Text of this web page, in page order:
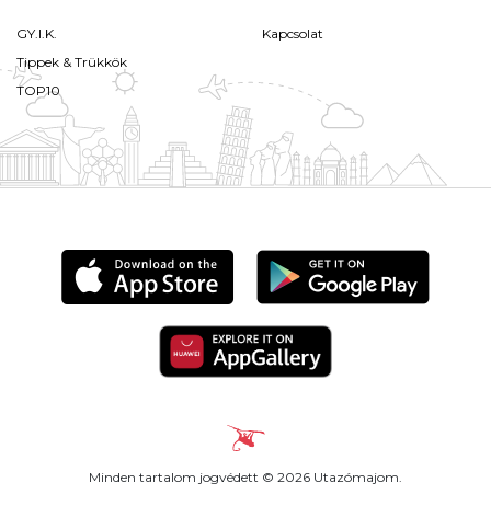
GY.I.K.
Tippek & Trükkök
TOP10
Kapcsolat
Minden tartalom jogvédett © 2026 Utazómajom.